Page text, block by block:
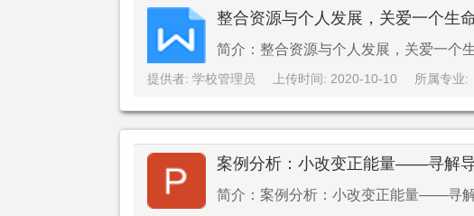
整合资源与个人发展，关爱一个生
简介：整合资源与个人发展，关爱一个
提供者: 学校管理员 上传时间: 2020-10-10 所属专业:
案例分析：小改变正能量——寻解导
简介：案例分析：小改变正能量——寻解